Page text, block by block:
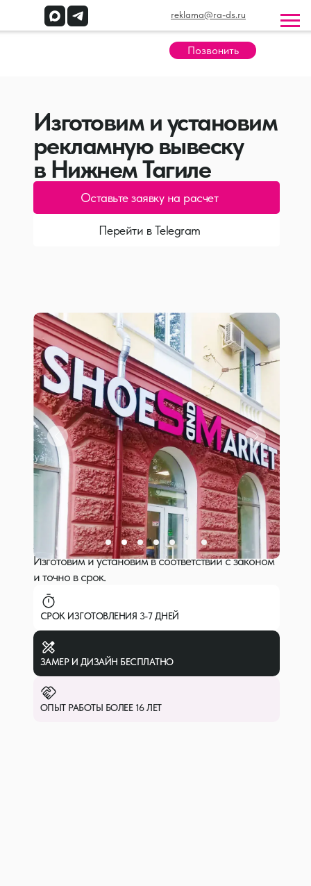
reklama@ra-ds.ru
Позвонить
Изготовим и установим
рекламную вывеску
в Нижнем Тагиле
Оставьте заявку на расчет
Перейти в Telegram
Оставьте заявку и получите 3 варианта цены в
зависимости от вашего бюджета и задач.
Изготовим и установим в соответствии с законом
и точно в срок.
СРОК ИЗГОТОВЛЕНИЯ 3-7 ДНЕЙ
ЗАМЕР И ДИЗАЙН БЕСПЛАТНО
ОПЫТ РАБОТЫ БОЛЕЕ 16 ЛЕТ